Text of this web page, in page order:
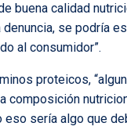
buena calidad
se podría
al consumidor”.
proteicos,
composición
eso sería algo que